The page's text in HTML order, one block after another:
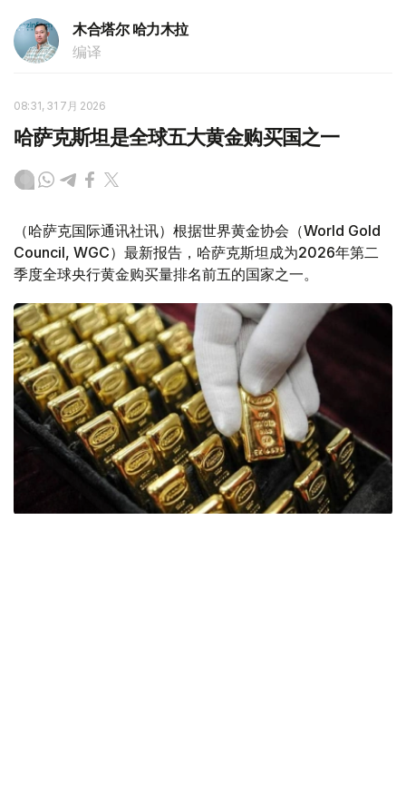
木合塔尔 哈力木拉
编译
08:31, 31 7月 2026
哈萨克斯坦是全球五大黄金购买国之一
（哈萨克国际通讯社讯）根据世界黄金协会（World Gold
Council, WGC）最新报告，哈萨克斯坦成为2026年第二
季度全球央行黄金购买量排名前五的国家之一。